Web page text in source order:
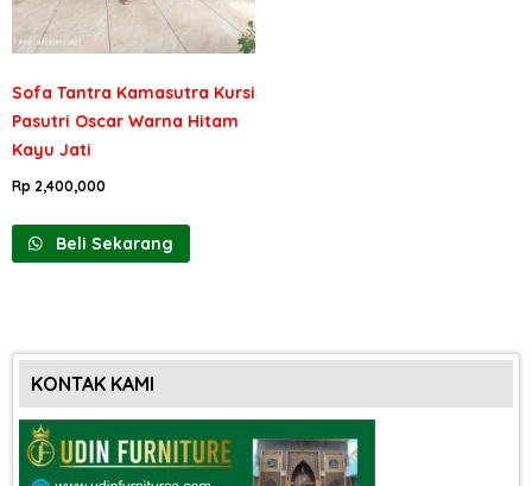
Sofa Tantra Kamasutra Kursi
Pasutri Oscar Warna Hitam
Kayu Jati
Rp 2,400,000
Beli Sekarang
KONTAK KAMI